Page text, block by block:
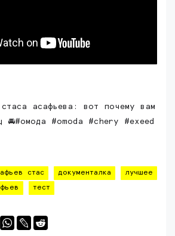
асафьева: вот почему вам
🚘#омода #omoda #chery #exeed
стас документалка лучшее
тест